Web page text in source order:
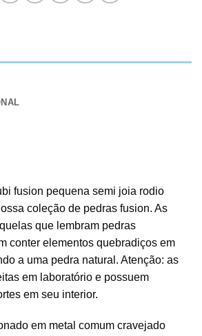
fusion pequena semi joia rodio
coleção de pedras fusion. As
que lembram pedras
conter elementos quebradiços em
a uma pedra natural. Atenção: as
em laboratório e possuem
em seu interior.
em metal comum cravejado